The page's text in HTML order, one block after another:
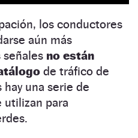
los conductores
aún más
señales no están
de tráfico de
hay una serie de
utilizan para